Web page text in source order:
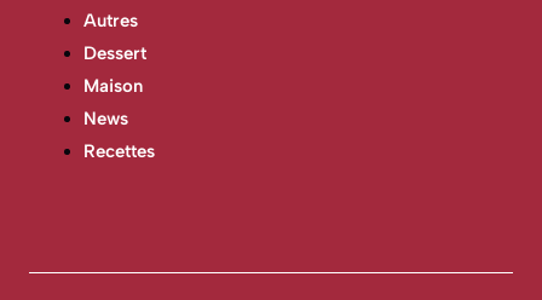
Autres
Dessert
Maison
News
Recettes